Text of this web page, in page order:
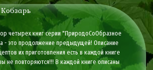
четырех книг серии "ПриродоСоОбразное
- это продолжение предыдущей! Описание
их приготовления есть в каждой книге
не повторяются!!! В каждой книге описаны